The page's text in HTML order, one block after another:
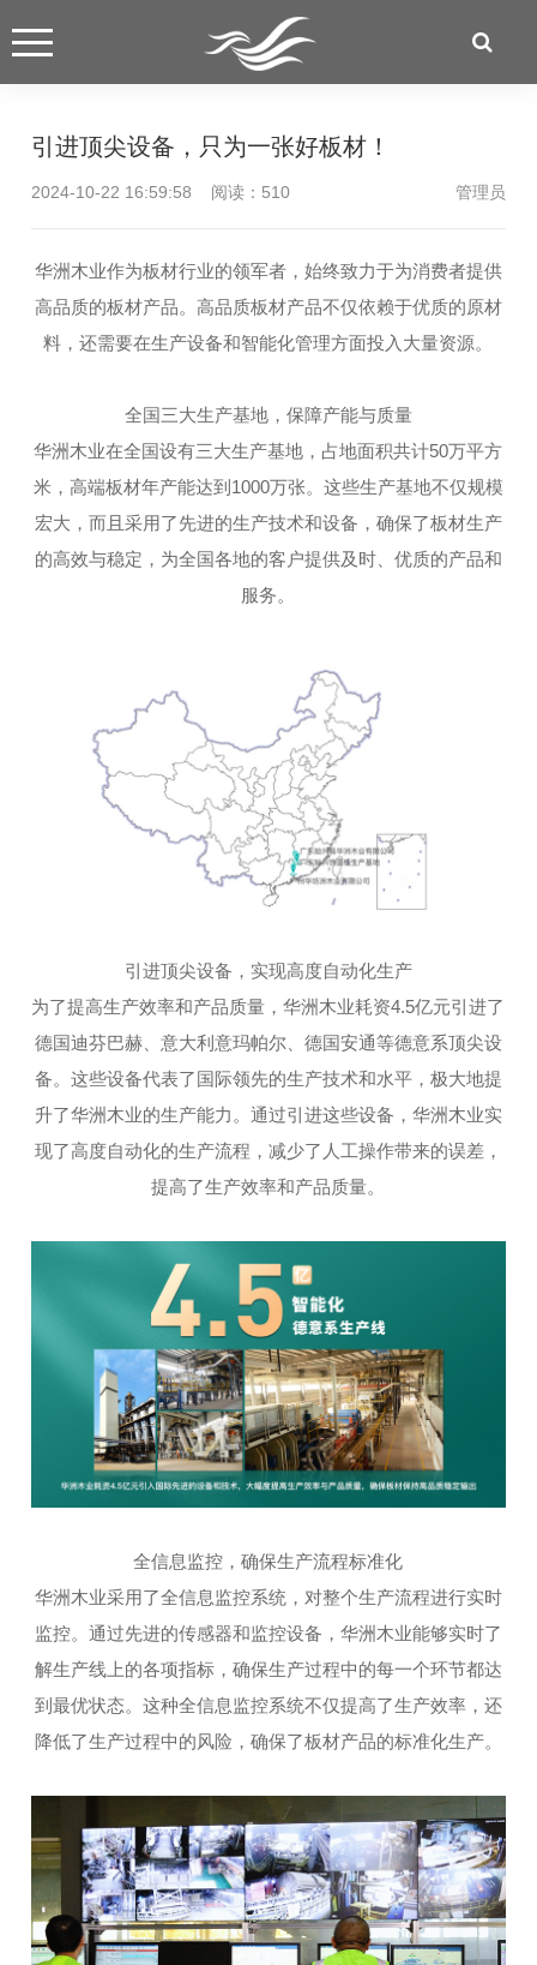
引进顶尖设备，只为一张好板材！
2024-10-22 16:59:58 阅读： 510 管理员
华洲木业作为板材行业的领军者，始终致力于为消费者提供
高品质的板材产品。高品质板材产品不仅依赖于优质的原材
料，还需要在生产设备和智能化管理方面投入大量资源。
全国三大生产基地，保障产能与质量
华洲木业在全国设有三大生产基地，占地面积共计50万平方
米，高端板材年产能达到1000万张。这些生产基地不仅规模
宏大，而且采用了先进的生产技术和设备，确保了板材生产
的高效与稳定，为全国各地的客户提供及时、优质的产品和
服务。
引进顶尖设备，实现高度自动化生产
为了提高生产效率和产品质量，华洲木业耗资4.5亿元引进了
德国迪芬巴赫、意大利意玛帕尔、德国安通等德意系顶尖设
备。这些设备代表了国际领先的生产技术和水平，极大地提
升了华洲木业的生产能力。通过引进这些设备，华洲木业实
现了高度自动化的生产流程，减少了人工操作带来的误差，
提高了生产效率和产品质量。
全信息监控，确保生产流程标准化
华洲木业采用了全信息监控系统，对整个生产流程进行实时
监控。通过先进的传感器和监控设备，华洲木业能够实时了
解生产线上的各项指标，确保生产过程中的每一个环节都达
到最优状态。这种全信息监控系统不仅提高了生产效率，还
降低了生产过程中的风险，确保了板材产品的标准化生产。